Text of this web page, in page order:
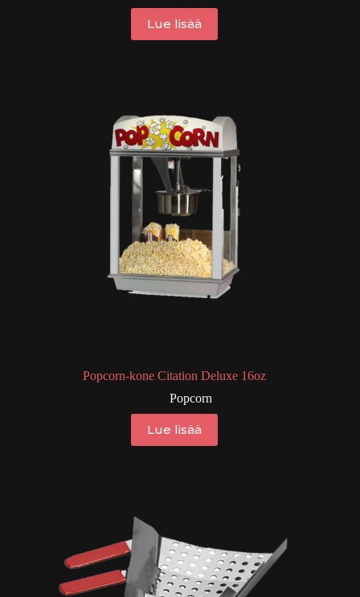
Lue lisää
Popcorn-kone Citation Deluxe 16oz
Popcorn
Lue lisää